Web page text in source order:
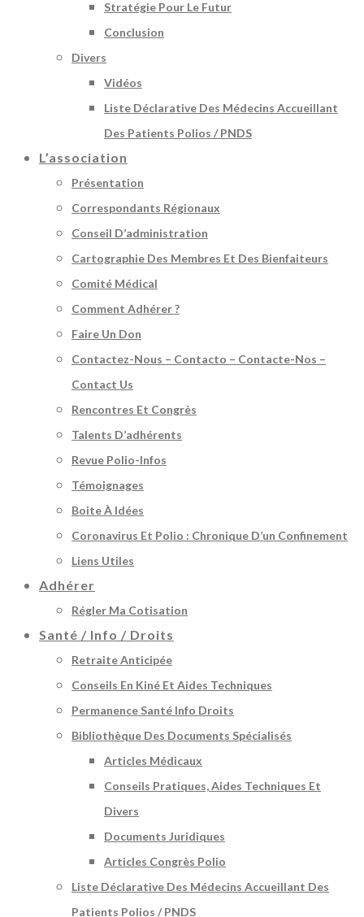
Stratégie Pour Le Futur
Conclusion
Divers
Vidéos
Liste Déclarative Des Médecins Accueillant
Des Patients Polios / PNDS
L’association
Présentation
Correspondants Régionaux
Conseil D’administration
Cartographie Des Membres Et Des Bienfaiteurs
Comité Médical
Comment Adhérer ?
Faire Un Don
Contactez-Nous – Contacto – Contacte-Nos –
Contact Us
Rencontres Et Congrès
Talents D’adhérents
Revue Polio-Infos
Témoignages
Boite À Idées
Coronavirus Et Polio : Chronique D’un Confinement
Liens Utiles
Adhérer
Régler Ma Cotisation
Santé / Info / Droits
Retraite Anticipée
Conseils En Kiné Et Aides Techniques
Permanence Santé Info Droits
Bibliothèque Des Documents Spécialisés
Articles Médicaux
Conseils Pratiques, Aides Techniques Et
Divers
Documents Juridiques
Articles Congrès Polio
Liste Déclarative Des Médecins Accueillant Des
Patients Polios / PNDS